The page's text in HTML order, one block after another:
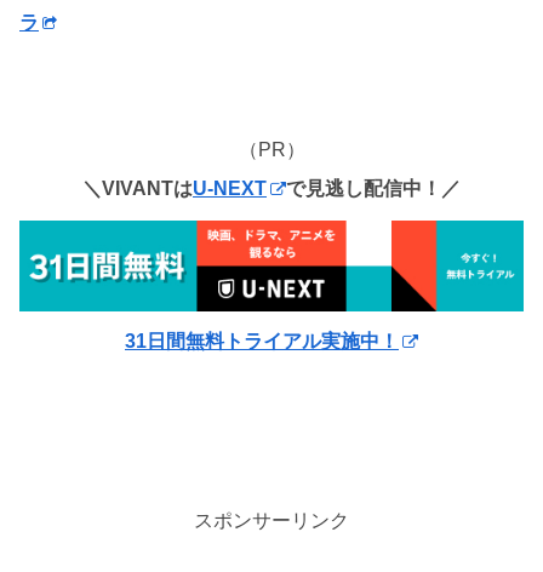
ラ
（PR）
＼VIVANTはU-NEXT で見逃し配信中！／
31日間無料トライアル実施中！
スポンサーリンク